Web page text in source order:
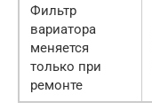
Фильтр
вариатора
меняется
только при
ремонте